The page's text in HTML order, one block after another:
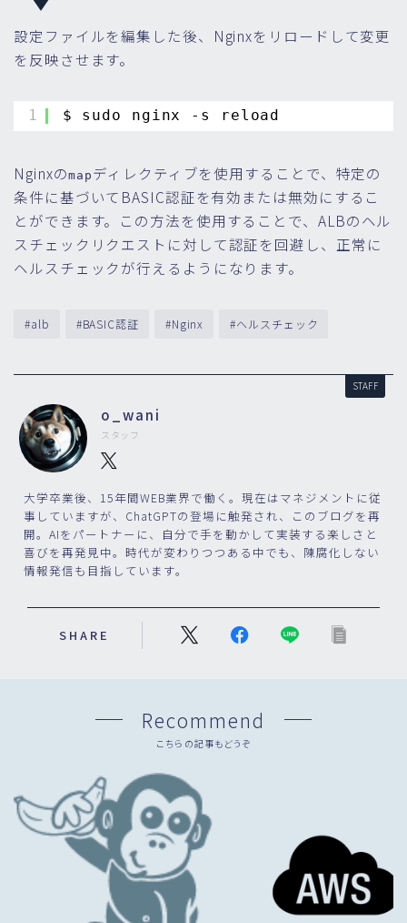
設定ファイルを編集した後、Nginxをリロードして変更
を反映させます。
1 $ sudo nginx -s reload
Nginxのmap ディレクティブを使用することで、特定の
条件に基づいてBASIC認証を有効または無効にするこ
とができます。この方法を使用することで、ALBのヘル
スチェックリクエストに対して認証を回避し、正常に
ヘルスチェックが行えるようになります。
#alb #BASIC認証 #Nginx #ヘルスチェック
STAFF
o_wani
スタッフ
大学卒業後、15年間WEB業界で働く。現在はマネジメントに従
事していますが、ChatGPTの登場に触発され、このブログを再
開。AIをパートナーに、自分で手を動かして実装する楽しさと
喜びを再発見中。時代が変わりつつある中でも、陳腐化しない
情報発信も目指しています。
SHARE
Recommend
こちらの記事もどうぞ